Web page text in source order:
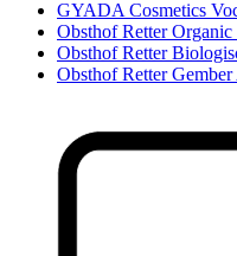
GYADA Cosmetics
Obsthof Retter
Obsthof Retter
Obsthof Retter